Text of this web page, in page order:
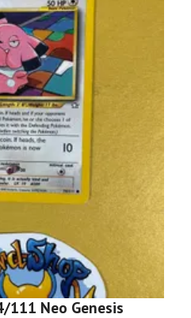
111 Neo Genesis